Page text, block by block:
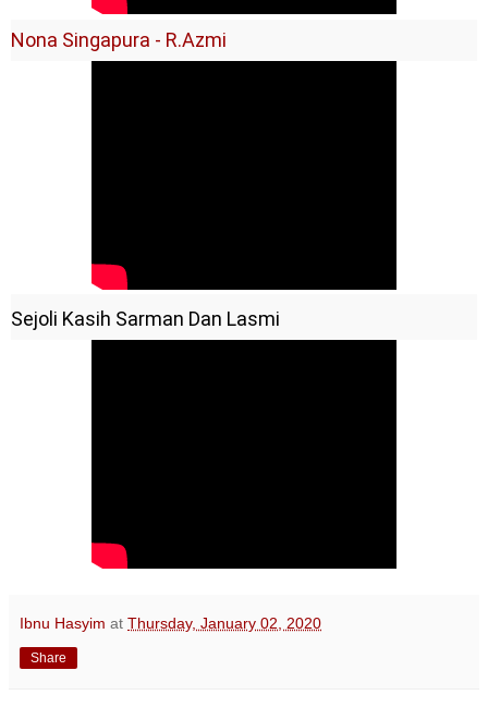
Nona Singapura - R.Azmi
Sejoli Kasih Sarman Dan Lasmi
Ibnu Hasyim at Thursday, January 02, 2020
Share